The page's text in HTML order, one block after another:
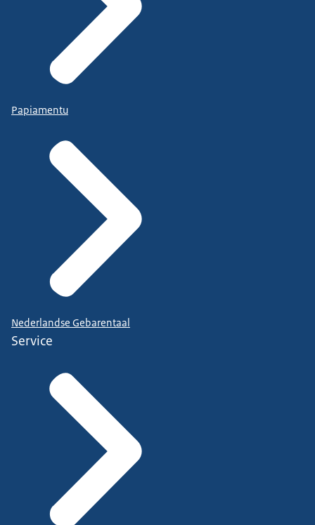
Papiamentu
Nederlandse Gebarentaal
Service